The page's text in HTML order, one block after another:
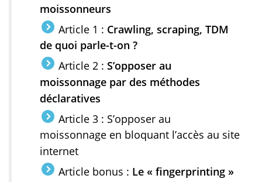
moissonneurs
Article 1 : Crawling, scraping, TDM
de quoi parle-t-on ?
Article 2 :S’opposer au
moissonnage par des méthodes
déclaratives
Article 3 : S’opposer au
moissonnage en bloquant l’accès au site
internet
Article bonus : Le « fingerprinting »